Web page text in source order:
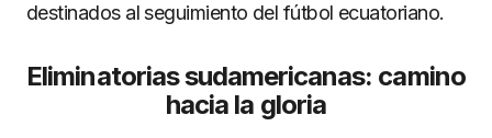
destinados al seguimiento del fútbol ecuatoriano.
Eliminatorias sudamericanas: camino
hacia la gloria